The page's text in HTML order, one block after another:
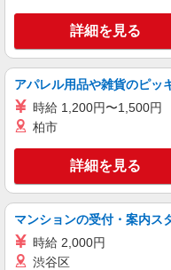
時給
通費全支
会津
キープ
日研トータルソーシング株
看護助
時給
福島
詳細を見る
アパレル用品や雑貨のピッ
時給 1,200円〜1,500円
柏市
詳細を見る
マンションの受付・案内ス
時給 2,000円
渋谷区